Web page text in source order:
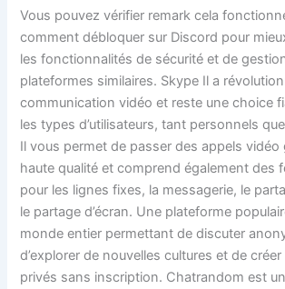
Vous pouvez vérifier remark cela
comment débloquer sur Discord pour
les fonctionnalités de sécurité et de
plateformes similaires. Skype Il a
communication vidéo et reste une choice
les types d’utilisateurs, tant personnels
Il vous permet de passer des appels vidéo
haute qualité et comprend également des
pour les lignes fixes, la messagerie, le
le partage d’écran. Une plateforme
monde entier permettant de discuter
d’explorer de nouvelles cultures et de
privés sans inscription. Chatrandom est